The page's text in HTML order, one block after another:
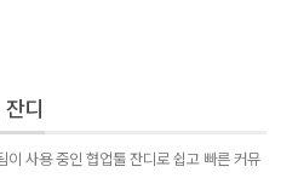
디
사용 중인 협업툴 잔디로 쉽고 빠른 커뮤